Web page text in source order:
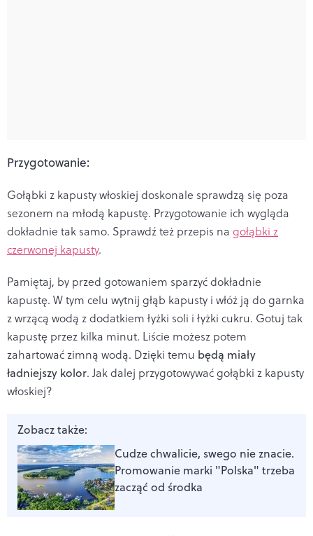
Przygotowanie:
Gołąbki z kapusty włoskiej doskonale sprawdzą się poza
sezonem na młodą kapustę. Przygotowanie ich wygląda
dokładnie tak samo. Sprawdź też przepis na gołąbki z
czerwonej kapusty.
Pamiętaj, by przed gotowaniem sparzyć dokładnie
kapustę. W tym celu wytnij głąb kapusty i włóż ją do garnka
z wrzącą wodą z dodatkiem łyżki soli i łyżki cukru. Gotuj tak
kapustę przez kilka minut. Liście możesz potem
zahartować zimną wodą. Dzięki temu będą miały
ładniejszy kolor. Jak dalej przygotowywać gołąbki z kapusty
włoskiej?
Zobacz także:
Cudze chwalicie, swego nie znacie.
Promowanie marki "Polska" trzeba
zacząć od środka